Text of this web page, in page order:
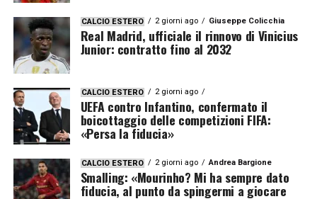
CALCIO ESTERO 2 giorni ago Giuseppe Colicchia
Real Madrid, ufficiale il rinnovo di Vinicius
Junior: contratto fino al 2032
CALCIO ESTERO 2 giorni ago
UEFA contro Infantino, confermato il
boicottaggio delle competizioni FIFA:
«Persa la fiducia»
CALCIO ESTERO 2 giorni ago Andrea Bargione
Smalling: «Mourinho? Mi ha sempre dato
fiducia, al punto da spingermi a giocare